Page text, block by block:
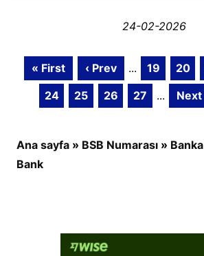
24-02-2026
« First ‹ Prev ... 19 20
24
25 26 27 ... Next
Ana sayfa » BSB Numarası » Banka
Bank